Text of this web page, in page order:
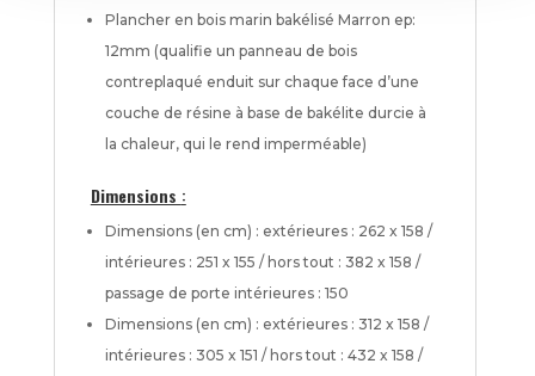
Plancher en bois marin bakélisé Marron ep:
12mm (qualifie un panneau de bois
contreplaqué enduit sur chaque face d’une
couche de résine à base de bakélite durcie à
la chaleur, qui le rend imperméable)
Dimensions :
Dimensions (en cm) : extérieures : 262 x 158 /
intérieures : 251 x 155 / hors tout : 382 x 158 /
passage de porte intérieures : 150
Dimensions (en cm) : extérieures : 312 x 158 /
intérieures : 305 x 151 / hors tout : 432 x 158 /